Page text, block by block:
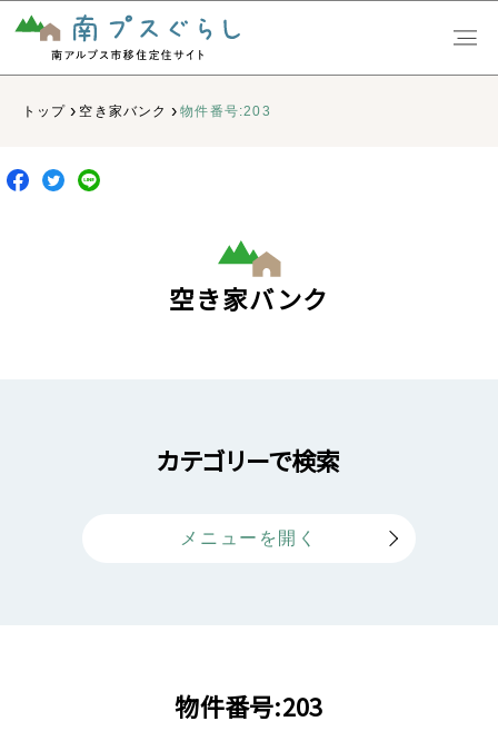
トップ › 空き家バンク › 物件番号:203
空き家バンク
カテゴリーで検索
物件番号:203